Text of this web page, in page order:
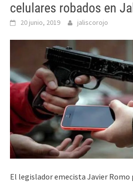
celulares robados en
20 junio, 2019 jaliscorojo
El legislador emecista Javier